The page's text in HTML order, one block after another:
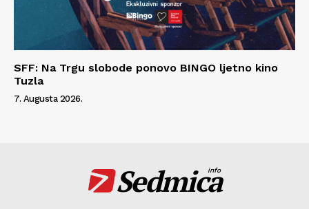
SFF: Na Trgu slobode ponovo BINGO ljetno kino
Tuzla
7. Augusta 2026.
Sedmica
info